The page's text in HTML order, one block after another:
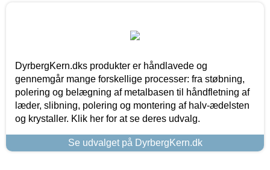
DyrbergKern.dks produkter er håndlavede og
gennemgår mange forskellige processer: fra støbning,
polering og belægning af metalbasen til håndfletning af
læder, slibning, polering og montering af halv-ædelsten
og krystaller. Klik her for at se deres udvalg.
Se udvalget på DyrbergKern.dk